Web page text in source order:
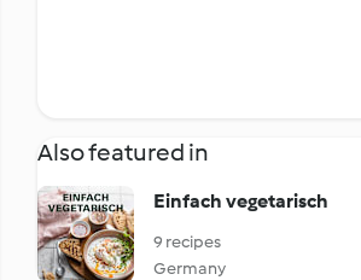
Also featured in
Einfach vegetarisch
9 recipes
Germany